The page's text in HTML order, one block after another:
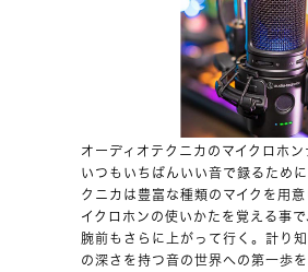
オーディオテクニカのマイクロホン
いつもいちばんいい音で録るため
クニカは豊富な種類のマイクを用
イクロホンの使いかたを覚える事
腕前もさらに上がって行く。計り
の深さを持つ音の世界への第一歩